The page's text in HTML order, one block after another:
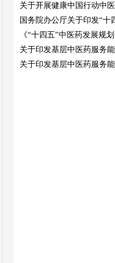
关于开展健康中国行动中
国务院办公厅关于印发“十
《“十四五”中医药发展规
关于印发基层中医药服务
关于印发基层中医药服务